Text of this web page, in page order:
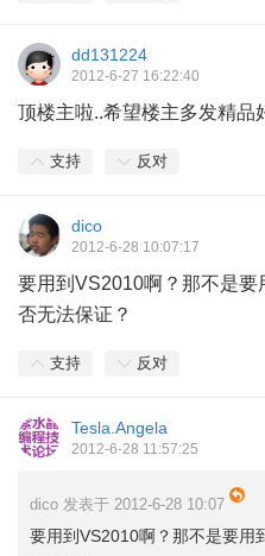
dd131224
2012-6-27 16:22:40
顶楼主啦..希望楼主多发精品
支持 反对
dico
2012-6-28 10:07:17
要用到VS2010啊？那不是
否无法保证？
支持 反对
Tesla.Angela
2012-6-28 11:57:25
dico 发表于 2012-6-28 10:07
要用到VS2010啊？那不是要用